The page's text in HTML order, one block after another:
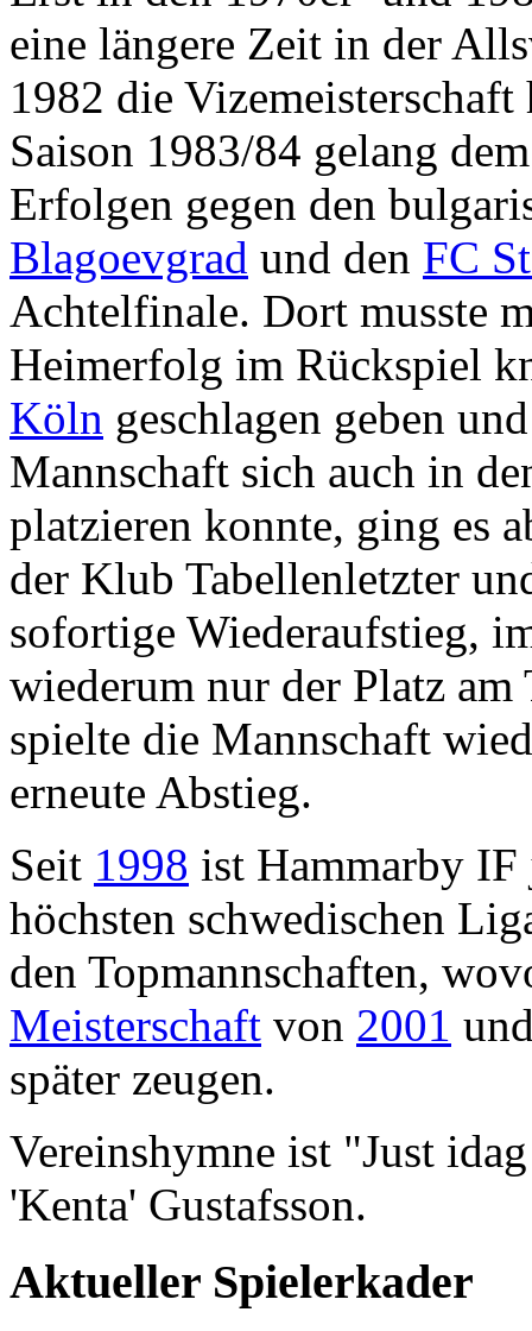
eine längere Zeit in der
1982 die
Saison 1983/84 gelang
Erfolgen gegen den
Blagoevgrad und den FC
Achtelfinale. Dort musste
Heimerfolg im Rückspiel
Köln geschlagen geben
Mannschaft sich auch in
platzieren konnte, ging es
der Klub Tabellenletzter
sofortige Wiederaufstieg,
wiederum nur der Platz am
spielte die Mannschaft
erneute Abstieg.
Seit 1998 ist Hammarby IF
höchsten schwedischen
den Topmannschaften,
Meisterschaft von 2001
später zeugen.
Vereinshymne ist "Just
'Kenta' Gustafsson.
Aktueller Spielerkader